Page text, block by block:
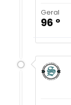
Geral
96 º